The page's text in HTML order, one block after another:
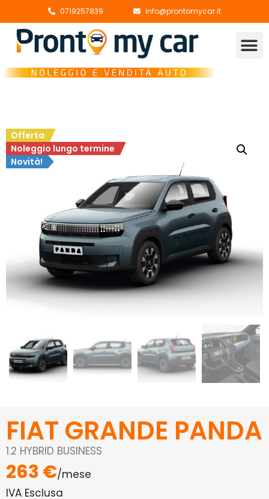
0719257839 info@prontomycar.it
Offerta
Noleggio lungo termine
Novità!
FIAT GRANDE PANDA
1.2 HYBRID BUSINESS
263 €/mese
IVA Esclusa